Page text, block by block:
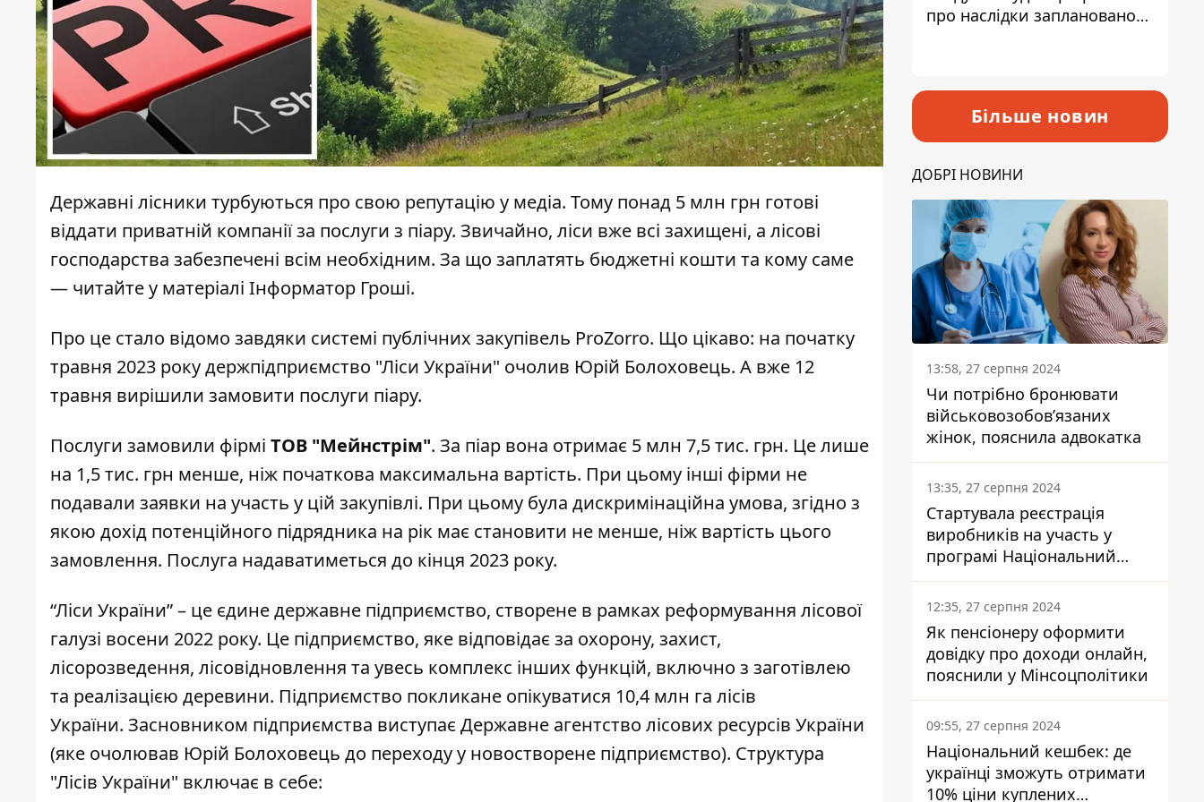
Державні лісники турбуються про свою репутацію у медіа. Тому понад 5 млн грн готові
віддати приватній компанії за послуги з піару. Звичайно, ліси вже всі захищені, а лісові
господарства забезпечені всім необхідним. За що заплатять бюджетні кошти та кому саме
— читайте у матеріалі Інформатор Гроші.
Про це стало відомо завдяки системі публічних закупівель ProZorro. Що цікаво: на початку
травня 2023 року держпідприємство "Ліси України" очолив Юрій Болоховець. А вже 12
травня вирішили замовити послуги піару.
Послуги замовили фірмі ТОВ "Мейнстрім". За піар вона отримає 5 млн 7,5 тис. грн. Це лише
на 1,5 тис. грн менше, ніж початкова максимальна вартість. При цьому інші фірми не
подавали заявки на участь у цій закупівлі. При цьому була дискримінаційна умова, згідно з
якою дохід потенційного підрядника на рік має становити не менше, ніж вартість цього
замовлення. Послуга надаватиметься до кінця 2023 року.
“Ліси України” – це єдине державне підприємство, створене в рамках реформування лісової
галузі восени 2022 року. Це підприємство, яке відповідає за охорону, захист,
лісорозведення, лісовідновлення та увесь комплекс інших функцій, включно з заготівлею
та реалізацією деревини. Підприємство покликане опікуватися 10,4 млн га лісів
України. Засновником підприємства виступає Державне агентство лісових ресурсів України
(яке очолював Юрій Болоховець до переходу у новостворене підприємство). Структура
"Лісів України" включає в себе:
про наслідки запланованого
Більше новин
ДОБРІ НОВИНИ
13:58, 27 серпня 2024
Чи потрібно бронювати
військовозобов’язаних
жінок, пояснила адвокатка
13:35, 27 серпня 2024
Стартувала реєстрація
виробників на участь у
програмі Національний
кешбек: як це зробити
через портал Дія
12:35, 27 серпня 2024
Як пенсіонеру оформити
довідку про доходи онлайн,
пояснили у Мінсоцполітики
09:55, 27 серпня 2024
Національний кешбек: де
українці зможуть отримати
10% ціни куплених